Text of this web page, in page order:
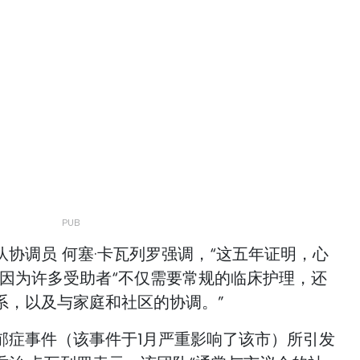
调员 何塞·卡瓦列罗强调，“这五年证明，心
为许多受助者“不仅需要常规的临床护理，还
以及与家庭和社区的协调。”
事件（该事件于1月严重影响了该市）所引发